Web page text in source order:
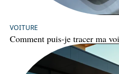
VOITURE
Comment puis-je tracer ma